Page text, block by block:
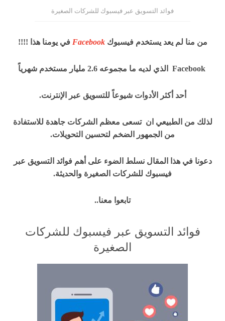
فوائد التسويق عبر فيسبوك للشركات الصغيرة
من منا لم يعد يستخدم فيسبوكFacebook في يومنا هذا !!!!
Facebook الذي لديه ما مجموعه 2.6 مليار مستخدم شهرياً
أحد أكثر الأدوات شيوعاً للتسويق عبر الإنترنت.
لذلك من الطبيعي ان تسعى معظم الشركات جاهدة للاستفادة
من الجمهور الضخم لتحسين التحويلات.
دعونا في هذا المقال نسلط الضوء على أهم فوائد التسويق عبر
فيسبوك للشركات الصغيرة والحديثة.
تابعوا معنا..
فوائد التسويق عبر فيسبوك للشركات
الصغيرة